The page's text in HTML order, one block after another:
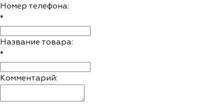
Номер телефона:
*
Название товара:
*
Комментарий: